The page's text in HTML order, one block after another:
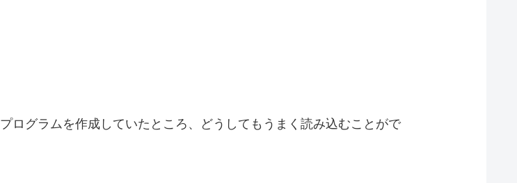
ログラムを作成していたところ、どうしてもうまく読み込むことがで